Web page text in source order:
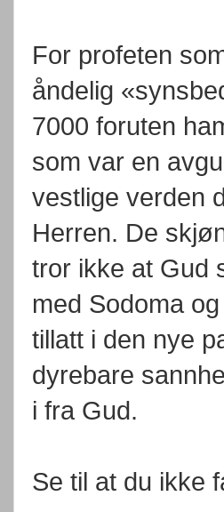
For profeten
åndelig
7000 foruten
som var en
vestlige verden
Herren. De
tror ikke at Gud
med Sodoma
tillatt i den nye
dyrebare
i fra Gud.
Se til at du ikke